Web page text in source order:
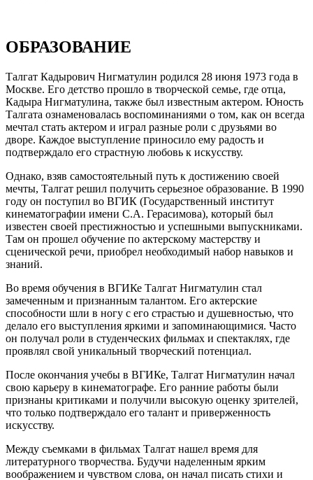
ОБРАЗОВАНИЕ
Талгат Кадырович Нигматулин родился 28 июня 1973 года в
Москве. Его детство прошло в творческой семье, где отца,
Кадыра Нигматулина, также был известным актером. Юность
Талгата ознаменовалась воспоминаниями о том, как он всегда
мечтал стать актером и играл разные роли с друзьями во
дворе. Каждое выступление приносило ему радость и
подтверждало его страстную любовь к искусству.
Однако, взяв самостоятельный путь к достижению своей
мечты, Талгат решил получить серьезное образование. В 1990
году он поступил во ВГИК (Государственный институт
кинематографии имени С.А. Герасимова), который был
известен своей престижностью и успешными выпускниками.
Там он прошел обучение по актерскому мастерству и
сценической речи, приобрел необходимый набор навыков и
знаний.
Во время обучения в ВГИКе Талгат Нигматулин стал
замеченным и признанным талантом. Его актерские
способности шли в ногу с его страстью и душевностью, что
делало его выступления яркими и запоминающимися. Часто
он получал роли в студенческих фильмах и спектаклях, где
проявлял свой уникальный творческий потенциал.
После окончания учебы в ВГИКе, Талгат Нигматулин начал
свою карьеру в кинематографе. Его ранние работы были
признаны критиками и получили высокую оценку зрителей,
что только подтверждало его талант и приверженность
искусству.
Между съемками в фильмах Талгат нашел время для
литературного творчества. Будучи наделенным ярким
воображением и чувством слова, он начал писать стихи и